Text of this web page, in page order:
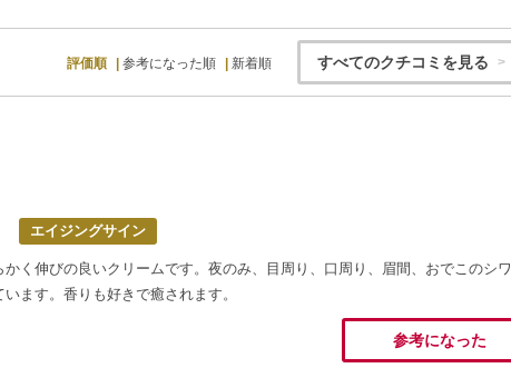
評価順 参考になった順 新着順 すべてのクチコミを見る
エイジングサイン
かく伸びの良いクリームです。夜のみ、目周り、口周り、眉間、おでこのシワ
ます。香りも好きで癒されます。
参考になった